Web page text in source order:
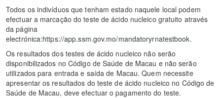
Todos os indivíduos que tenham estado naquele local podem
efectuar a marcação do teste de ácido nucleico gratuito através
da página
electrónica:https://app.ssm.gov.mo/mandatoryrnatestbook.
Os resultados dos testes de ácido nucleico não serão
disponibilizados no Código de Saúde de Macau e não serão
utilizados para entrada e saída de Macau. Quem necessite
apresentar os resultados do teste de ácido nucleico no Código de
Saúde de Macau, deve efectuar o pagamento do teste.